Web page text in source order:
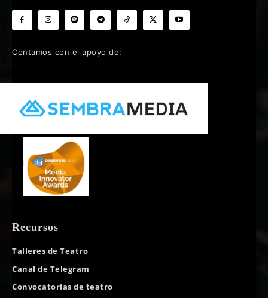
Contamos con el apoyo de:
Recursos
Talleres de Teatro
Canal de Telegram
Convocatorias de teatro